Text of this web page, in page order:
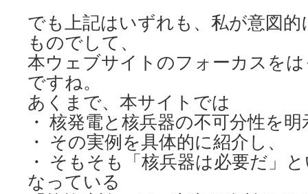
でも上記はいずれも、私が意図
ものでして、
本ウェブサイトのフォーカスを
ですね。
あくまで、本サイトでは
・ 核発電と核兵器の不可分性を
・ その実例を具体的に紹介し、
・ そもそも「核兵器は必要だ」
なっている